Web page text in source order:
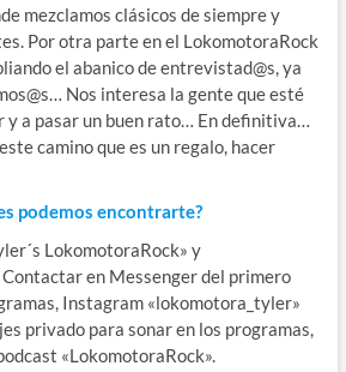
mezclamos clásicos de siempre y
Por otra parte en el LokomotoraRock
el abanico de entrevistad@s, ya
Nos interesa la gente que esté
y a pasar un buen rato… En definitiva…
camino que es un regalo, hacer
podemos encontrarte?
LokomotoraRock» y
en Messenger del primero
Instagram «lokomotora_tyler»
privado para sonar en los programas,
«LokomotoraRock».